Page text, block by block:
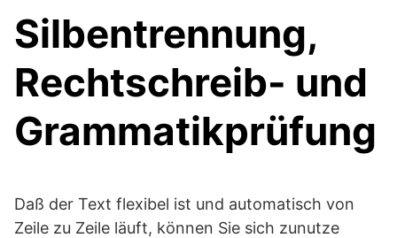
Silbentrennung,
Rechtschreib- und
Grammatikprüfung
Daß der Text flexibel ist und automatisch von
Zeile zu Zeile läuft, können Sie sich zunutze